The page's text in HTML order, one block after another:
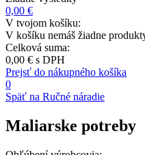
0,00 €
V tvojom košíku:
V košíku nemáš žiadne
Celková suma:
0,00 € s DPH
Prejsť do nákupného košíka
0
Späť na Ručné náradie
Maliarske potreby